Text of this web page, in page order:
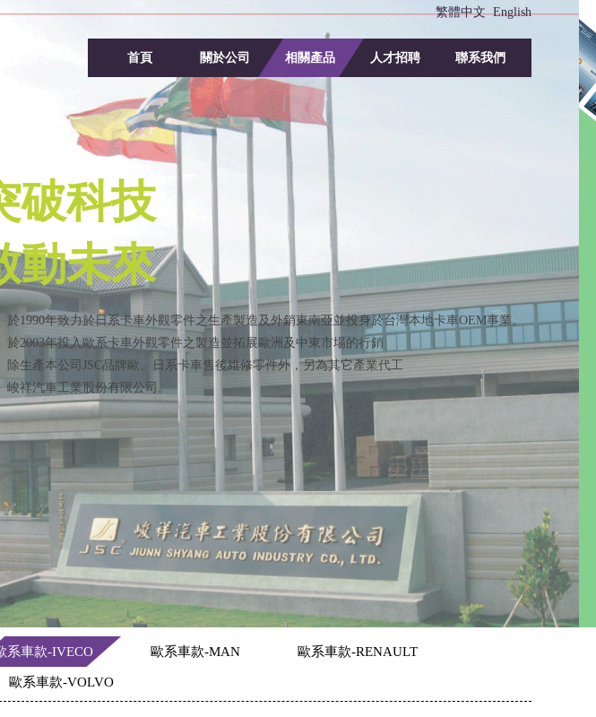
繁體中文 English
首頁 關於公司 相關產品 人才招聘 聯系我們
於1990年致力於日系卡車外觀零件之生產製造及外銷東南亞並投身於台灣本地卡車OEM事業。
於2003年投入歐系卡車外觀零件之製造並拓展歐洲及中東市場的行銷
除生產本公司JSC品牌歐、日系卡車售後維修零件外，另為其它產業代工
峻祥汽車工業股份有限公司。
系車款-IVECO 歐系車款-MAN 歐系車款-RENAULT
歐系車款-VOLVO